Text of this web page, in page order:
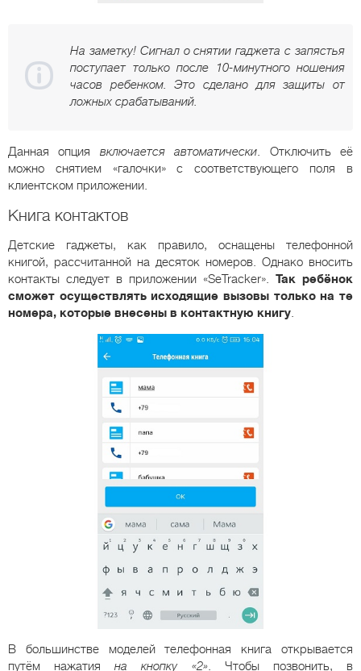
На заметку! Сигнал о снятии гаджета с запястья
поступает только после 10-минутного ношения
часов ребенком. Это сделано для защиты от
ложных срабатываний.
Данная опция включается автоматически. Отключить её
можно снятием «галочки» с соответствующего поля в
клиентском приложении.
Книга контактов
Детские гаджеты, как правило, оснащены телефонной
книгой, рассчитанной на десяток номеров. Однако вносить
контакты следует в приложении «SeTracker». Так ребёнок
сможет осуществлять исходящие вызовы только на те
номера, которые внесены в контактную книгу.
В большинстве моделей телефонная книга открывается
путём нажатияна кнопку «2». Чтобы позвонить, в